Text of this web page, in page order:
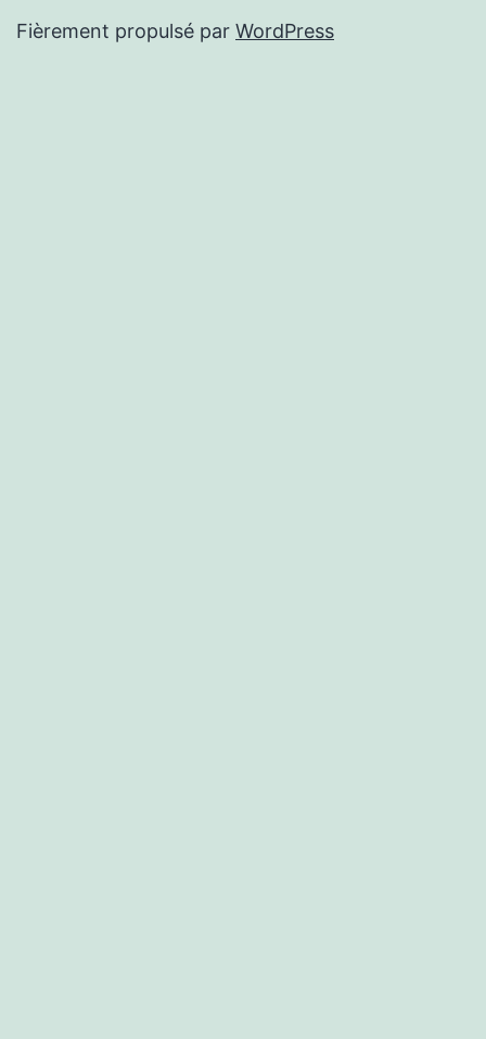
Fièrement propulsé par WordPress